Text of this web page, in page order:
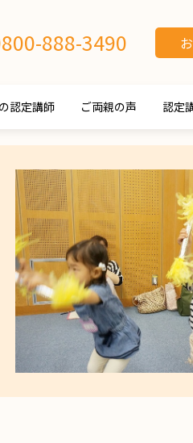
888-3490
認定講師 ご両親の声 認定